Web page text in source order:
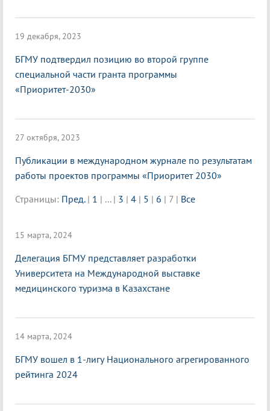
19 декабря, 2023
БГМУ подтвердил позицию во второй группе
специальной части гранта программы
«Приоритет-2030»
27 октября, 2023
Публикации в международном журнале по результатам
работы проектов программы «Приоритет 2030»
Страницы: Пред. | 1 | ... | 3 | 4 | 5 | 6 | 7 | Все
15 марта, 2024
Делегация БГМУ представляет разработки
Университета на Международной выставке
медицинского туризма в Казахстане
14 марта, 2024
БГМУ вошел в 1-лигу Национального агрегированного
рейтинга 2024